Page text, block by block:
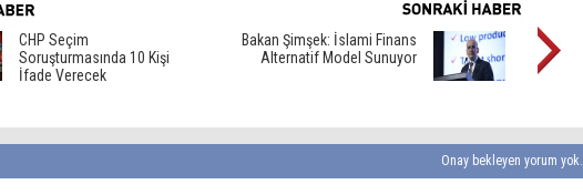
CHP Seçim
Soruşturmasında 10 Kişi
İfade Verecek
Bakan Şimşek: İslami Finans
Alternatif Model Sunuyor
Onay bekleyen yorum yok.